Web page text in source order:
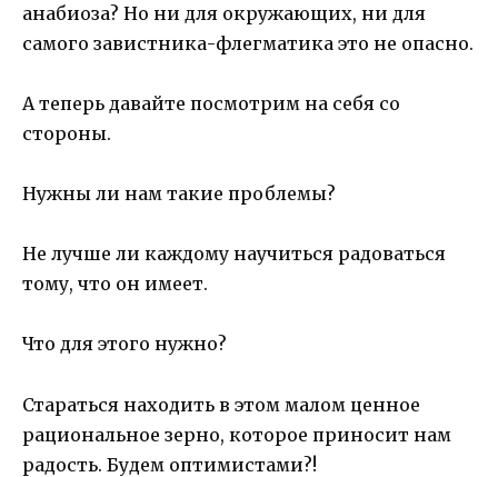
анабиоза? Но ни для окружающих, ни для
самого завистника-флегматика это не опасно.
А теперь давайте посмотрим на себя со
стороны.
Нужны ли нам такие проблемы?
Не лучше ли каждому научиться радоваться
тому, что он имеет.
Что для этого нужно?
Стараться находить в этом малом ценное
рациональное зерно, которое приносит нам
радость. Будем оптимистами?!